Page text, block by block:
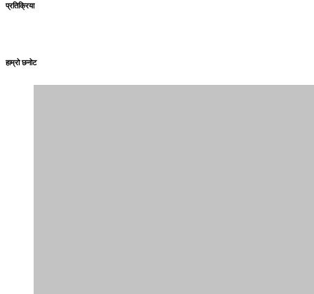
प्रतिक्रिया
हाम्रो छनोट